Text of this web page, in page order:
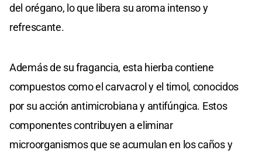
del orégano, lo que libera su aroma intenso y
refrescante.
Además de su fragancia, esta hierba contiene
compuestos como el carvacrol y el timol, conocidos
por su acción antimicrobiana y antifúngica. Estos
componentes contribuyen a eliminar
microorganismos que se acumulan en los caños y